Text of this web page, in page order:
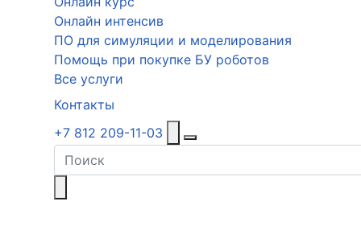
Онлайн интенсив
ПО для симуляции и моделирования
Помощь при покупке БУ роботов
Все услуги
Контакты
+7 812 209-11-03
Поиск